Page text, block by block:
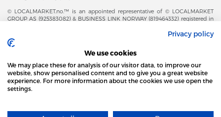
© LOCALMARKET.no.™ is an appointed representative of © LOCALMARKET
GROUP AS (925383082) & BUSINESS LINK NORWAY (819464332) registered in
Brønnøysundregistrene. Financial & Insurance Services and Markets Authority,
and subject to limited regulation by the Financial Conduct Authority. Head
Office Adresse: Karenslyst Alle 4, 0278 Oslo – Skøyen. Post Adresse: Postboks
358, 0213 Oslo, Norway. Email Contact: post@localmarket.no. Office Contact: +
47 23 89 88 63 © Copyright 2016-2026 The LOCALMARKET GROUP ™.
DODATKOWO OD ZESPOŁU LOCALMARKET |
STRONA LOCAL MARKET WYKORZYSTUJE PLIKI
Privacy policy
We use cookies
We may place these for analysis of our visitor data, to improve our
website, show personalised content and to give you a great website
experience. For more information about the cookies we use open the
settings.